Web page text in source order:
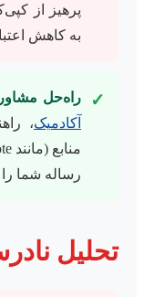
پرهیز از
به کاهش
✓ راه‌حل
آکادمیک،
رساله شما را
تحلیل